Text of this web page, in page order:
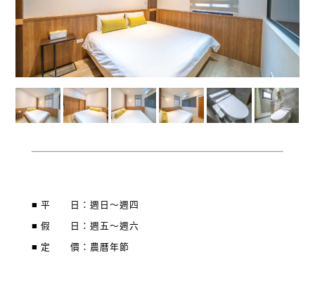
■ 平 日：週日～週四
■ 假 日：週五～週六
■ 定 價：農曆年節